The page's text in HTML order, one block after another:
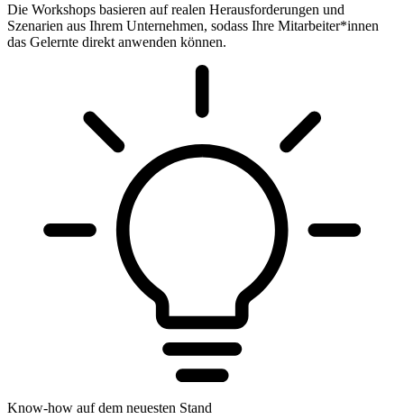
Die Workshops basieren auf realen Herausforderungen und
Szenarien aus Ihrem Unternehmen, sodass Ihre Mitarbeiter*innen
das Gelernte direkt anwenden können.
Know-how auf dem neuesten Stand